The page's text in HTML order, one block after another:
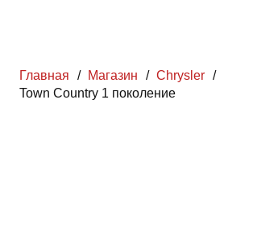
Главная / Магазин / Chrysler /
Town Country 1 поколение